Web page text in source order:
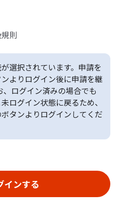
則
選択されています。申請を
よりログイン後に申請を継
ログイン済みの場合でも
ログイン状態に戻るため、
タンよりログインしてくだ